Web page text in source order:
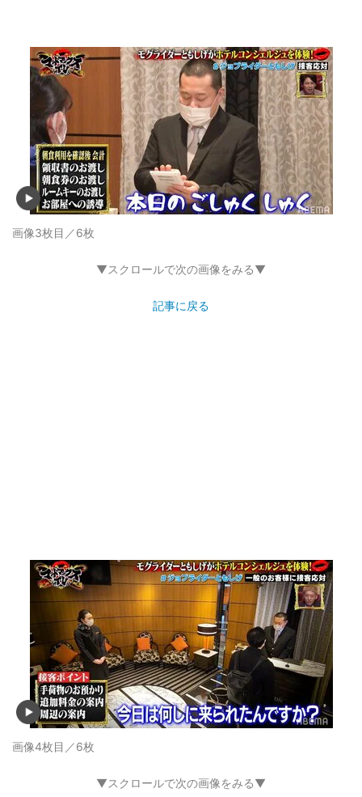
画像3枚目／6枚
▼スクロールで次の画像をみる▼
記事に戻る
画像4枚目／6枚
▼スクロールで次の画像をみる▼